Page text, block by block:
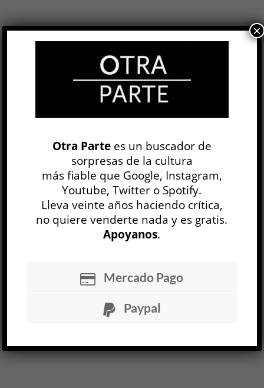
ARTES
Claire Bishop
1 MAR, 2013
OP N° 28
Otra Partees un buscador de
sorpresas de la cultura
más fiable que Google, Instagram,
Youtube, Twitter o Spotify.
Lleva veinte años haciendo crítica,
no quiere venderte nada y es gratis.
Apoyanos.
Mercado Pago
Paypal
×